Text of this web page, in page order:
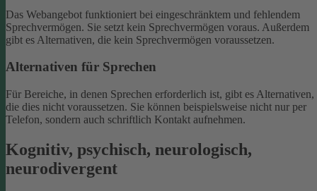
Das Webangebot funktioniert bei eingeschränktem und fehlendem
Sprechvermögen. Sie setzt kein Sprechvermögen voraus. Außerdem
gibt es Alternativen, die kein Sprechvermögen voraussetzen.
Alternativen für Sprechen
Für Bereiche, in denen Sprechen erforderlich ist, gibt es Alternativen,
die dies nicht voraussetzen. Sie können beispielsweise nicht nur per
Telefon, sondern auch schriftlich Kontakt aufnehmen.
Kognitiv, psychisch, neurologisch,
neurodivergent